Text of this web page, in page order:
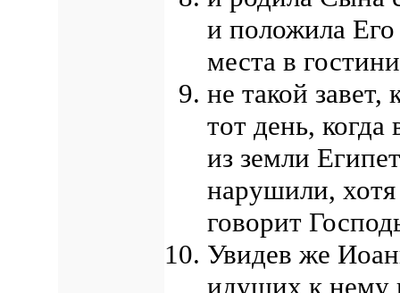
и положила
места в
не такой
тот день,
из земли
нарушили,
говорит
Увидев же
идущих к нему